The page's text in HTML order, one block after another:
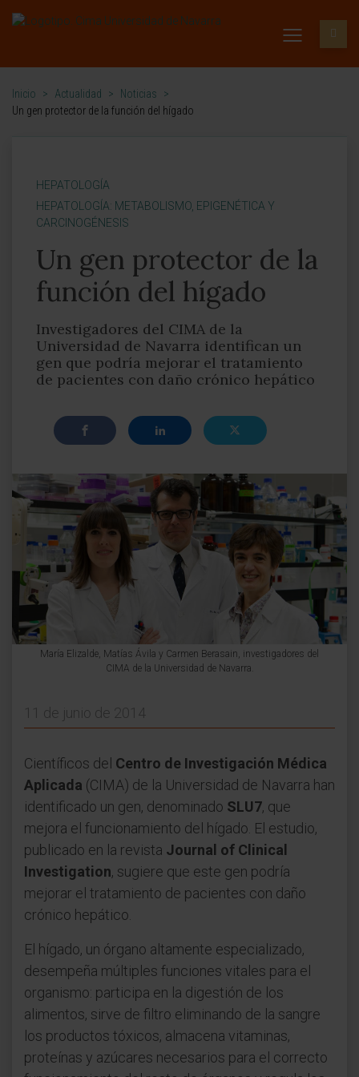
Inicio > Actualidad > Noticias
>
Un gen protector de la función del hígado
HEPATOLOGÍA
HEPATOLOGÍA: METABOLISMO, EPIGENÉTICA Y
CARCINOGÉNESIS
Un gen protector de la
función del hígado
Investigadores del CIMA de la
Universidad de Navarra identifican un
gen que podría mejorar el tratamiento
de pacientes con daño crónico hepático
María Elizalde, Matías Ávila y Carmen Berasain, investigadores del
CIMA de la Universidad de Navarra.
11 de junio de 2014
Científicos del Centro de Investigación Médica
Aplicada (CIMA) de la Universidad de Navarra han
identificado un gen, denominado SLU7, que
mejora el funcionamiento del hígado. El estudio,
publicado en la revista Journal of Clinical
Investigation, sugiere que este gen podría
mejorar el tratamiento de pacientes con daño
crónico hepático.
El hígado, un órgano altamente especializado,
desempeña múltiples funciones vitales para el
organismo: participa en la digestión de los
alimentos, sirve de filtro eliminando de la sangre
los productos tóxicos, almacena vitaminas,
proteínas y azúcares necesarios para el correcto